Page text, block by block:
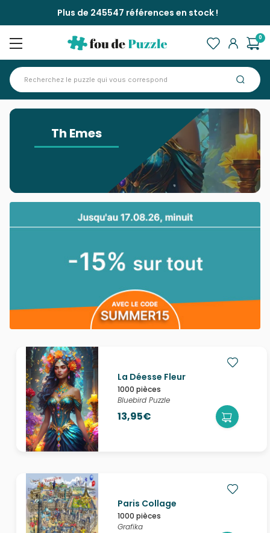
Plus de 245547 références en stock !
0
Th Emes
La Déesse Fleur
1000 pièces
Bluebird Puzzle
13,95€
Paris Collage
1000 pièces
Grafika